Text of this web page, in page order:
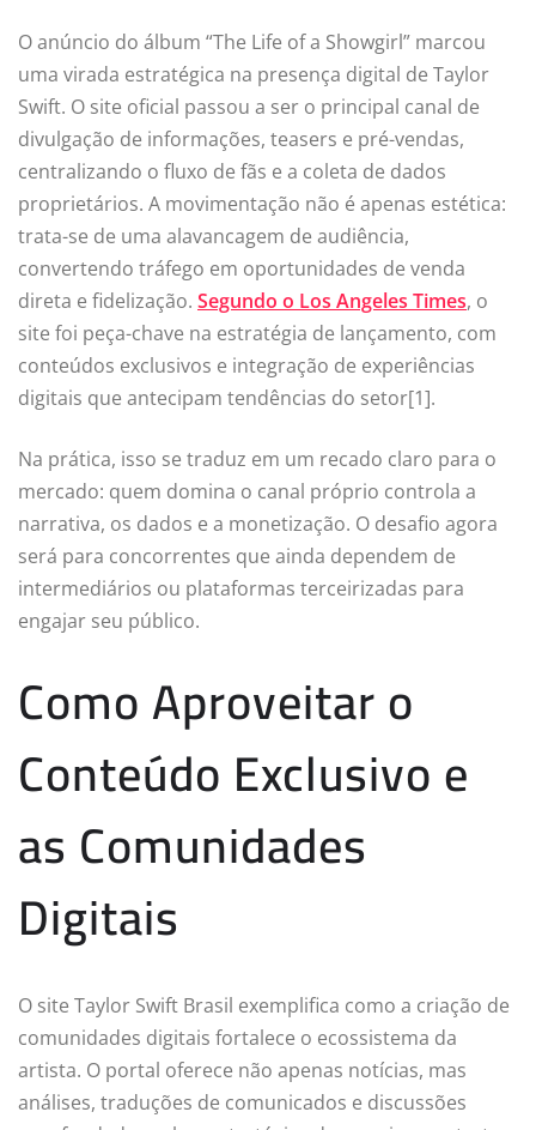
O anúncio do álbum “The Life of a Showgirl” marcou
uma virada estratégica na presença digital de Taylor
Swift. O site oficial passou a ser o principal canal de
divulgação de informações, teasers e pré-vendas,
centralizando o fluxo de fãs e a coleta de dados
proprietários. A movimentação não é apenas estética:
trata-se de uma alavancagem de audiência,
convertendo tráfego em oportunidades de venda
direta e fidelização. Segundo o Los Angeles Times, o
site foi peça-chave na estratégia de lançamento, com
conteúdos exclusivos e integração de experiências
digitais que antecipam tendências do setor[1].
Na prática, isso se traduz em um recado claro para o
mercado: quem domina o canal próprio controla a
narrativa, os dados e a monetização. O desafio agora
será para concorrentes que ainda dependem de
intermediários ou plataformas terceirizadas para
engajar seu público.
Como Aproveitar o
Conteúdo Exclusivo e
as Comunidades
Digitais
O site Taylor Swift Brasil exemplifica como a criação de
comunidades digitais fortalece o ecossistema da
artista. O portal oferece não apenas notícias, mas
análises, traduções de comunicados e discussões